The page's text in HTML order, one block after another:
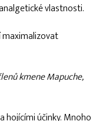
vlastnosti.
maximalizovat
kmene Mapuche,
hojícími účinky. Mnoho